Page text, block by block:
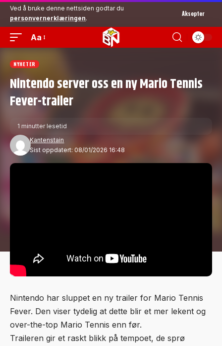
Ved å bruke denne nettsiden godtar du
personvernerklæringen.
Aksepter
Aa
NYHETER
Nintendo server oss en ny Mario Tennis
Fever-trailer
Sist oppdatert: 08/01/2026 16:48
Kantenstain
1 minutter lesetid
Nintendo har sluppet en ny trailer for Mario Tennis
Fever. Den viser tydelig at dette blir et mer lekent og
over-the-top Mario Tennis enn før.
Traileren gir et raskt blikk på tempoet, de sprø